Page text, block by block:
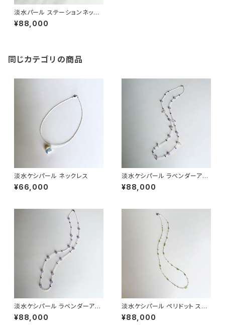
淡水パール ステーションネック
レス
¥88,000
同じカテゴリの商品
淡水ケシパール ネックレス
¥66,000
淡水ケシパール ラベンダーアメ
シスト ステーションネックレス
¥88,000
淡水ケシパール ラベンダーアメ
シスト ステーションネックレス
¥88,000
淡水ケシパール ペリドット ステ
ーションネックレス
¥88,000